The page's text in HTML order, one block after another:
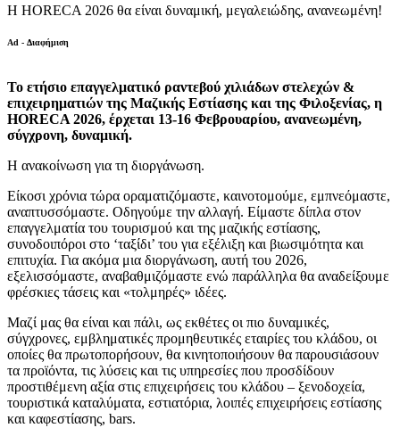
Η HORECA 2026 θα είναι δυναμική, μεγαλειώδης, ανανεωμένη!
Ad - Διαφήμιση
Το ετήσιο επαγγελματικό ραντεβού χιλιάδων στελεχών &
επιχειρηματιών της Μαζικής Εστίασης και της Φιλοξενίας, η
HORECA 2026, έρχεται 13-16 Φεβρουαρίου, ανανεωμένη,
σύγχρονη, δυναμική.
Η ανακοίνωση για τη διοργάνωση.
Είκοσι χρόνια τώρα οραματιζόμαστε, καινοτομούμε, εμπνεόμαστε,
αναπτυσσόμαστε. Οδηγούμε την αλλαγή. Είμαστε δίπλα στον
επαγγελματία του τουρισμού και της μαζικής εστίασης,
συνοδοιπόροι στο ‘ταξίδι’ του για εξέλιξη και βιωσιμότητα και
επιτυχία. Για ακόμα μια διοργάνωση, αυτή του 2026,
εξελισσόμαστε, αναβαθμιζόμαστε ενώ παράλληλα θα αναδείξουμε
φρέσκιες τάσεις και «τολμηρές» ιδέες.
Μαζί μας θα είναι και πάλι, ως εκθέτες οι πιο δυναμικές,
σύγχρονες, εμβληματικές προμηθευτικές εταιρίες του κλάδου, οι
οποίες θα πρωτοπορήσουν, θα κινητοποιήσουν θα παρουσιάσουν
τα προϊόντα, τις λύσεις και τις υπηρεσίες που προσδίδουν
προστιθέμενη αξία στις επιχειρήσεις του κλάδου – ξενοδοχεία,
τουριστικά καταλύματα, εστιατόρια, λοιπές επιχειρήσεις εστίασης
και καφεστίασης, bars.